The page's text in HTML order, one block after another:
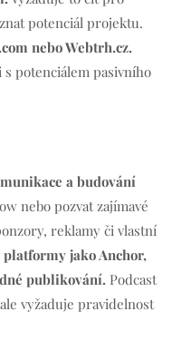
potenciál projektu.
nebo Webtrh.cz.
potenciálem pasivního
a budování
nebo pozvat zajímavé
reklamy či vlastní
jako Anchor,
publikování. Podcast
vyžaduje pravidelnost